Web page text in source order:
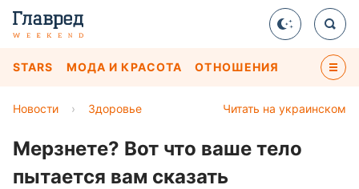
STARS МОДА И КРАСОТА ОТНОШЕНИЯ
Читать на украинском
Новости › Здоровье
Мерзнете? Вот что ваше тело
пытается вам сказать